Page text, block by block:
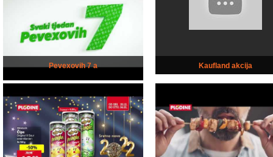
Pevexovih 7 a Kaufland akcija